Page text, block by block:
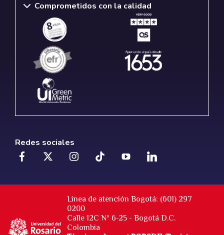
Comprometidos con la calidad
Redes sociales
Línea de atención Bogotá: (601) 297
0200
Calle 12C Nº 6-25 - Bogotá D.C.
Colombia